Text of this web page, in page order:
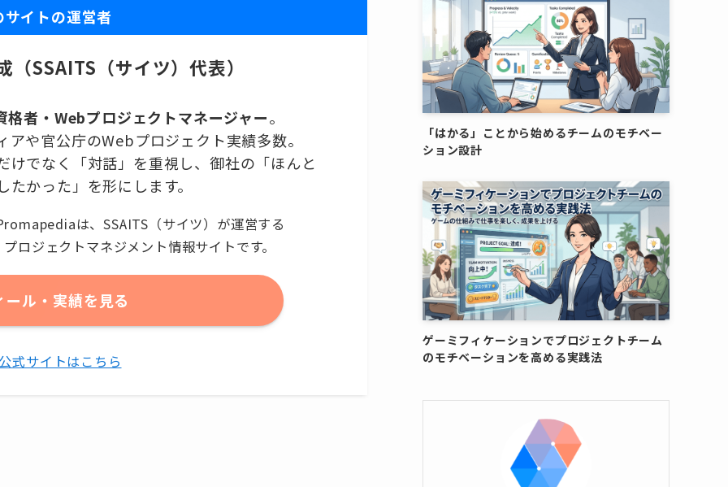
サイトの運営者
（SSAITS（サイツ）代表）
格者・Webプロジェクトマネージャー。
アや官公庁のWebプロジェクト実績多数。
けでなく「対話」を重視し、御社の「ほんと
たかった」を形にします。
は、SSAITS（サイツ）が運営する
プロジェクトマネジメント情報サイトです。
ール・実績を見る
式サイトはこちら
「はかる」ことから始めるチームのモチベー
ション設計
ゲーミフィケーションでプロジェクトチーム
のモチベーションを高める実践法